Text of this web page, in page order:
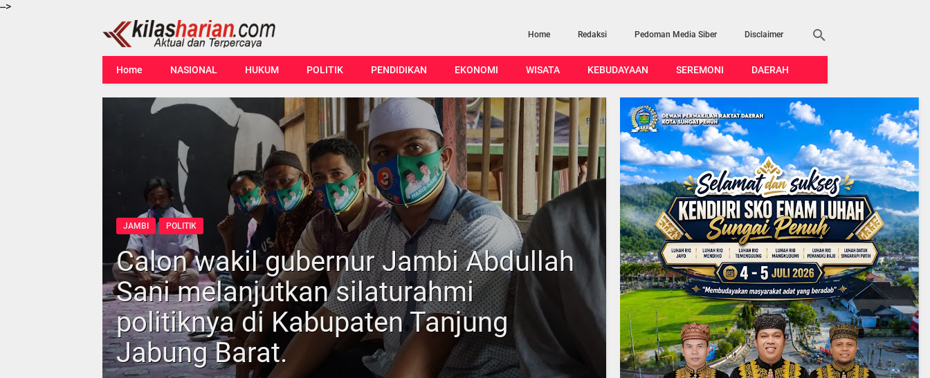
-->
Home Redaksi Pedoman Media Siber Disclaimer
Home NASIONAL HUKUM POLITIK PENDIDIKAN EKONOMI WISATA KEBUDAYAAN SEREMONI DAERAH
JAMBI POLITIK
Calon wakil gubernur Jambi Abdullah
Sani melanjutkan silaturahmi
politiknya di Kabupaten Tanjung
Jabung Barat.